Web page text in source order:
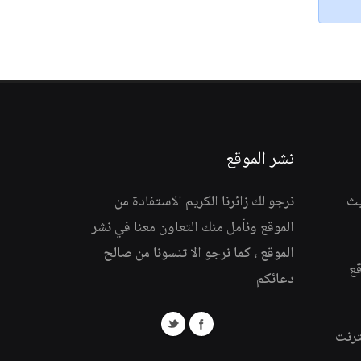
نشر الموقع
نرجو لك زائرنا الكريم الاستفادة من
الموقع ونأمل منك التعاون معنا في نشر
الموقع ، كما نرجو الا تنسونا من صالح
دعائكم